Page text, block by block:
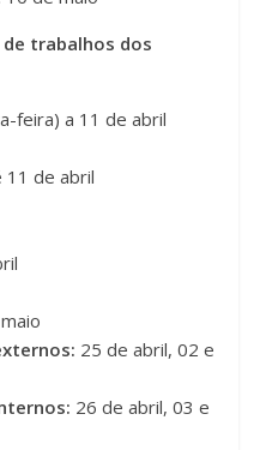
trabalhos dos
feira) a 11 de abril
11 de abril
25 de abril, 02 e
26 de abril, 03 e